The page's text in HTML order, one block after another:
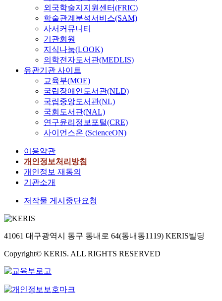
외국학술지지원센터(FRIC)
학술관계분석서비스(SAM)
사서커뮤니티
기관회원
지식나눔(LOOK)
의학전자도서관(MEDLIS)
유관기관 사이트
교육부(MOE)
국립장애인도서관(NLD)
국립중앙도서관(NL)
국회도서관(NAL)
연구윤리정보포털(CRE)
사이언스온 (ScienceON)
이용약관
개인정보처리방침
개인정보 재동의
기관소개
저작물 게시중단요청
41061 대구광역시 동구 동내로 64(동내동1119) KERIS빌딩
Copyright© KERIS. ALL RIGHTS RESERVED